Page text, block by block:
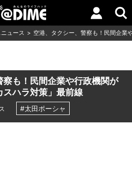
ュース 空港、タクシー、警察も！民間企業
察も！民間企業や行政機関が
ハラ対策」最前線
#太田ポーシャ